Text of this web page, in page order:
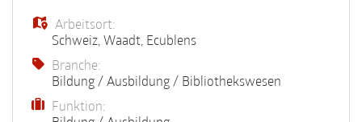
Lebenslauf
hochladen
Anmelden
Arbeitsort:
Schweiz Waadt Ecublens
Branche:
Bildung / Ausbildung / Bibliothekswesen
Funktion: